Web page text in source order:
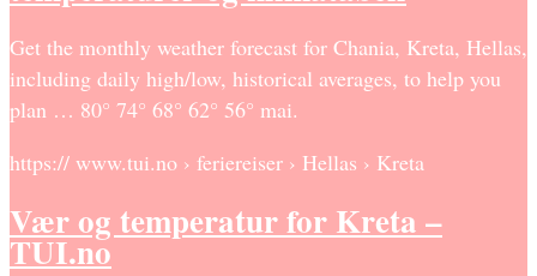
Get the monthly weather forecast for Chania, Kreta, Hellas,
including daily high/low, historical averages, to help you
plan … 80° 74° 68° 62° 56° mai.
https:// www.tui.no › feriereiser › Hellas › Kreta
Vær og temperatur for Kreta –
TUI.no